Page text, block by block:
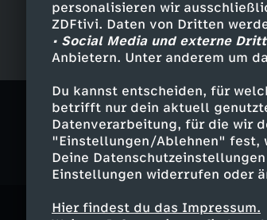
personalisieren wir
ZDFtivi. Daten von Dritten
• Social Media und externe
Anbietern. Unter anderem um
Du kannst entscheiden, für
betrifft nur dein aktuell
Datenverarbeitung, für die wir
"Einstellungen/Ablehnen" fest,
Deine
Einstellungen widerrufen oder
Hier findest du das Impressum.
Ähnliche
Gesellschaft